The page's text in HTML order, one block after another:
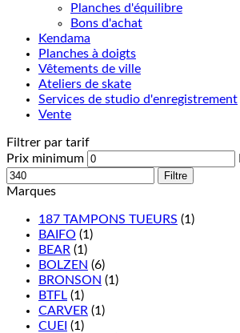
Planches d'équilibre
Bons d'achat
Kendama
Planches à doigts
Vêtements de ville
Ateliers de skate
Services de studio d'enregistrement
Vente
Filtrer par tarif
Prix minimum
Filtre
Marques
187 TAMPONS TUEURS (1)
BAIFO (1)
BEAR (1)
BOLZEN (6)
BRONSON (1)
BTFL (1)
CARVER (1)
CUEI (1)